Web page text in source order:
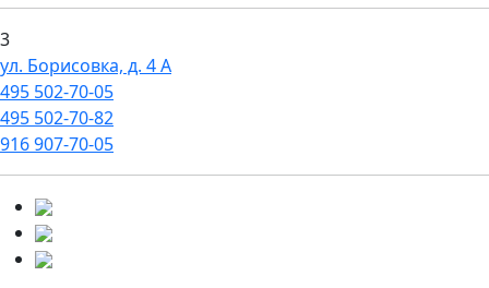
3
ул. Борисовка, д. 4 А
495 502-70-05
495 502-70-82
916907-70-05